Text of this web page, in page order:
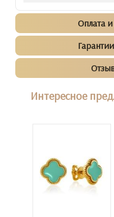
Оплата
Интересное